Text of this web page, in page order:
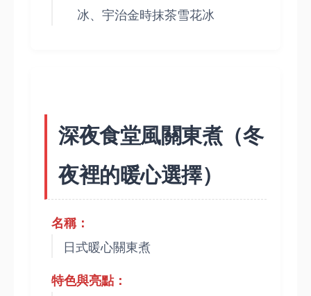
冰、宇治金時抹茶雪花冰
深夜食堂風關東煮（冬
夜裡的暖心選擇）
名稱：
日式暖心關東煮
特色與亮點：